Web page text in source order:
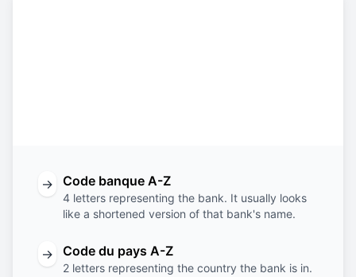
→ Code banque A-Z
4 letters representing the bank. It usually looks
like a shortened version of that bank's name.
→ Code du pays A-Z
2 letters representing the country the bank is in.